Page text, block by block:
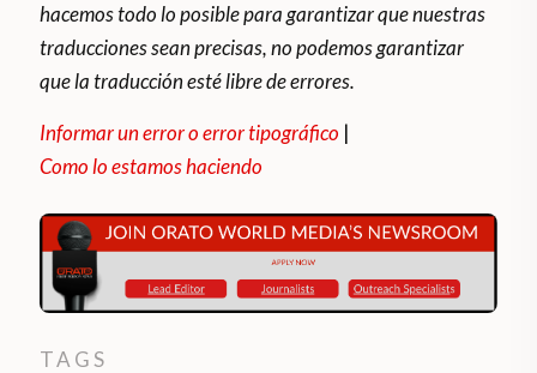
hacemos todo lo posible para garantizar que nuestras
traducciones sean precisas, no podemos garantizar
que la traducción esté libre de errores.
Informar un error o error tipográfico |
Como lo estamos haciendo
TAGS